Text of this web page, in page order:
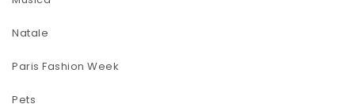
Natale
Paris Fashion Week
Pets